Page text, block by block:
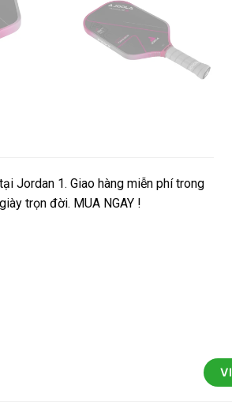
Jordan 1. Giao hàng miễn phí trong
trọn đời. MUA NGAY !